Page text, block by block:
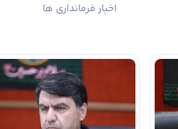
اخبار فرمانداری ها